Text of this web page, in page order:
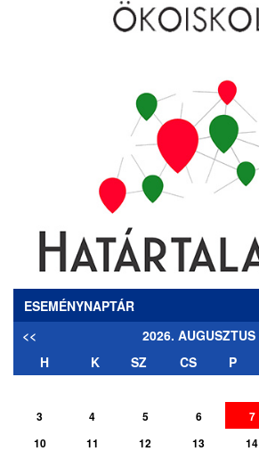
ESEMÉNYNAPTÁR
<<
2026. AUGUSZTUS
H
K SZ CS P
3
4 5 6 7
10
11 12 13 14